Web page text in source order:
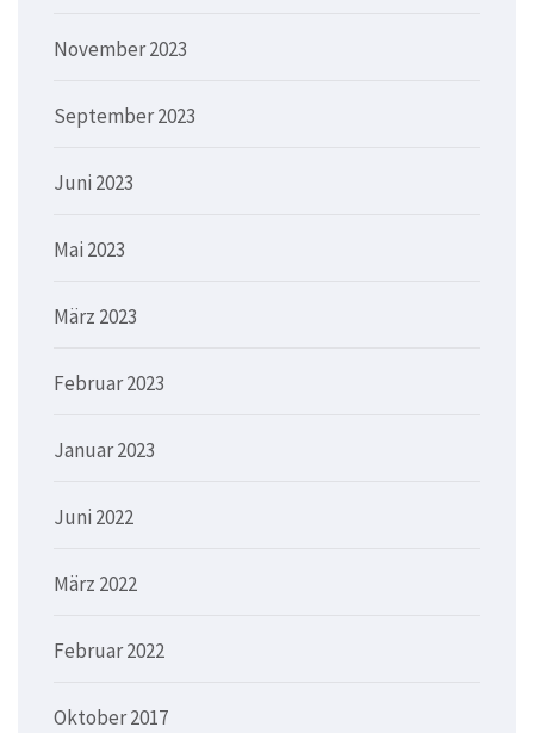
November 2023
September 2023
Juni 2023
Mai 2023
März 2023
Februar 2023
Januar 2023
Juni 2022
März 2022
Februar 2022
Oktober 2017